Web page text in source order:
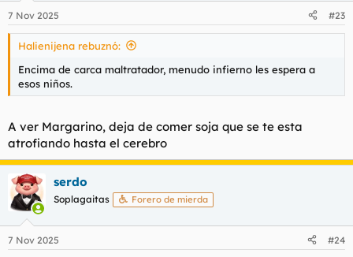
7 Nov 2025 #23
Halienijena rebuznó:
Encima de carca maltratador, menudo infierno les espera a
esos niños.
A ver Margarino, deja de comer soja que se te esta
atrofiando hasta el cerebro
serdo
Soplagaitas Forero de mierda
7 Nov 2025 #24